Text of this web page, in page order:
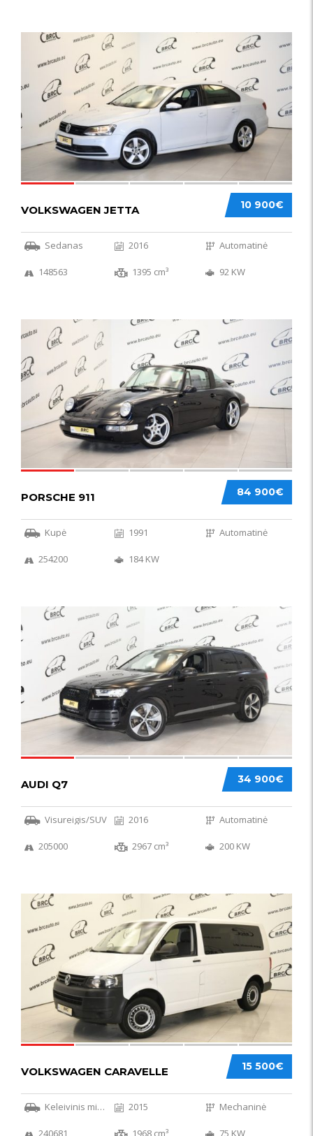
49
10 900€
VOLKSWAGEN JETTA
Sedanas 2016 Automatinė
148563 1395 cm³ 92 KW
59
84 900€
PORSCHE 911
Kupė 1991 Automatinė
254200 184 KW
56
34 900€
AUDI Q7
Visureigis/SUV 2016 Automatinė
205000 2967 cm³ 200 KW
36
15 500€
VOLKSWAGEN CARAVELLE
Keleivinis mikroautobusas 2015 Mechaninė
240681 1968 cm³ 75 KW